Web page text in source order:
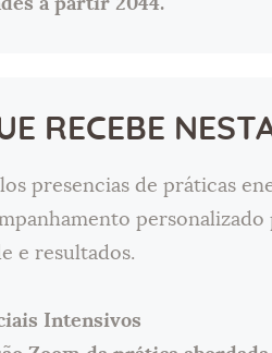
a partir 2044.
RECEBE
presencias de práticas
personalizado
e resultados.
Intensivos